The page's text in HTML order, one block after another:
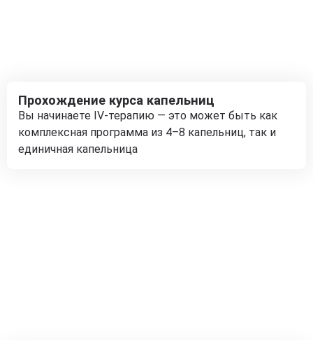
Прохождение курса капельниц
Вы начинаете IV-терапию — это может быть как
комплексная программа из 4–8 капельниц, так и
единичная капельница